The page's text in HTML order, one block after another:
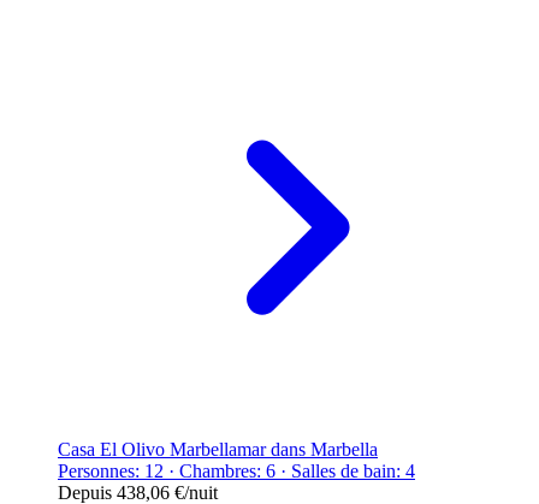
Casa El Olivo Marbellamar dans Marbella
Personnes: 12 · Chambres: 6 · Salles de bain: 4
Depuis 438,06 €/nuit